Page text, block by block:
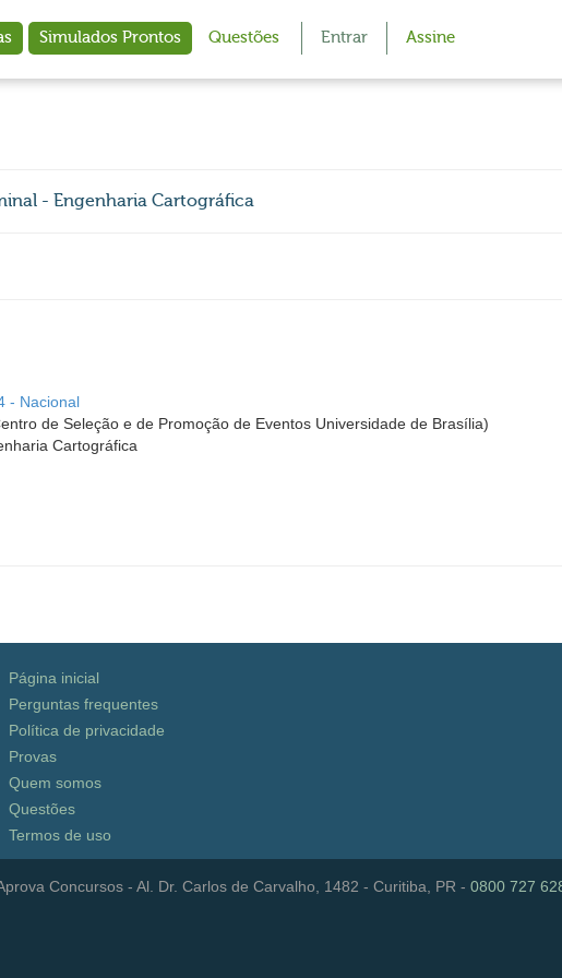
Simulados Prontos Questões Entrar Assine
- Engenharia Cartográfica
- Nacional
de Seleção e de Promoção de Eventos Universidade de Brasília)
Cartográfica
Página inicial
Perguntas frequentes
Política de privacidade
Provas
Quem somos
Questões
Termos de uso
Concursos - Al. Dr. Carlos de Carvalho, 1482 - Curitiba, PR - 0800 727